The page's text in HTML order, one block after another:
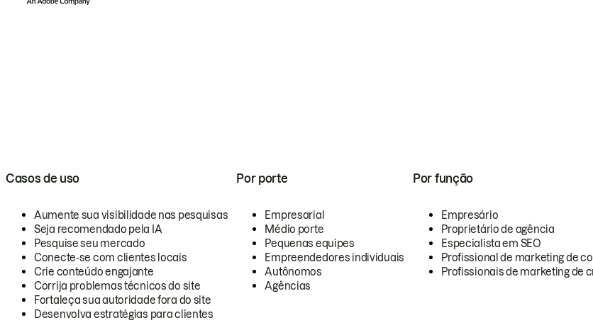
Casos de uso
Aumente sua visibilidade nas pesquisas
Seja recomendado pela IA
Pesquise seu mercado
Conecte-se com clientes locais
Crie conteúdo engajante
Corrija problemas técnicos do site
Fortaleça sua autoridade fora do site
Desenvolva estratégias para clientes
Por porte
Empresarial
Médio porte
Pequenas equipes
Empreendedores individuais
Autônomos
Agências
Por função
Empresário
Proprietário de agência
Especialista em SEO
Profissional de marketing de
Profissionais de marketing de